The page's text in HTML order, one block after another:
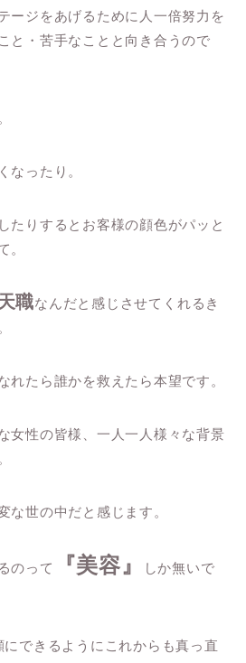
ージをあげるために人一倍努力を
と・苦手なことと向き合うので
なったり。
たりするとお客様の顔色がパッと
。
職なんだと感じさせてくれるき
れたら誰かを救えたら本望です。
女性の皆様、一人一人様々な背景
な世の中だと感じます。
のって 『美容』
しか無いで
できるようにこれからも真っ直